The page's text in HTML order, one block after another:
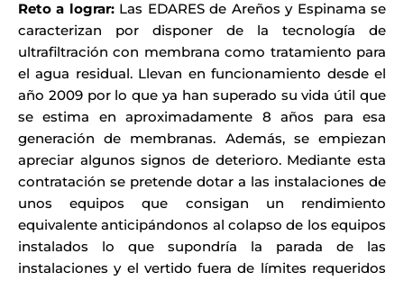
Reto a lograr: Las EDARES de Areños y Espinama se
caracterizan por disponer de la tecnología de
ultrafiltración con membrana como tratamiento para
el agua residual. Llevan en funcionamiento desde el
año 2009 por lo que ya han superado su vida útil que
se estima en aproximadamente 8 años para esa
generación de membranas. Además, se empiezan
apreciar algunos signos de deterioro. Mediante esta
contratación se pretende dotar a las instalaciones de
unos equipos que consigan un rendimiento
equivalente anticipándonos al colapso de los equipos
instalados lo que supondría la parada de las
instalaciones y el vertido fuera de límites requeridos